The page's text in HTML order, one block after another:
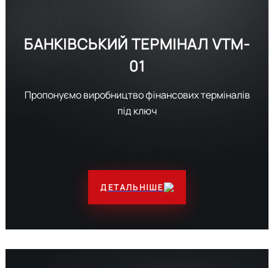
БАНКІВСЬКИЙ ТЕРМІНАЛ VTM-
01
Пропонуємо виробництво фінансових терміналів
під ключ
ДЕТАЛЬНІШЕ